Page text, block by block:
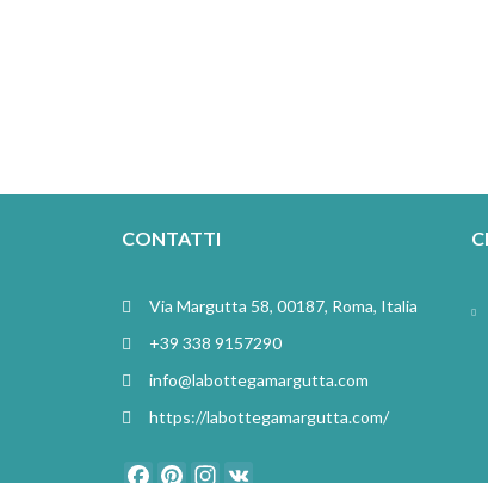
CONTATTI
Via Margutta 58, 00187, Roma, Italia
+39 338 9157290
info@labottegamargutta.com
https://labottegamargutta.com/
FacebookPinterestInstagram